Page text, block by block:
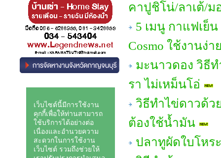
คาปูชิโน่/ลาเต้/ม
5 เมนู กาแฟเย็น
Cosmo ใช้งานง่
มะนาวดอง วิธี
รา ไม่เหม็นโอ่
วิธีทำไข่ดาวด้ว
ต้องใช้น้ำมัน
ปลาทูผัดใบโหร